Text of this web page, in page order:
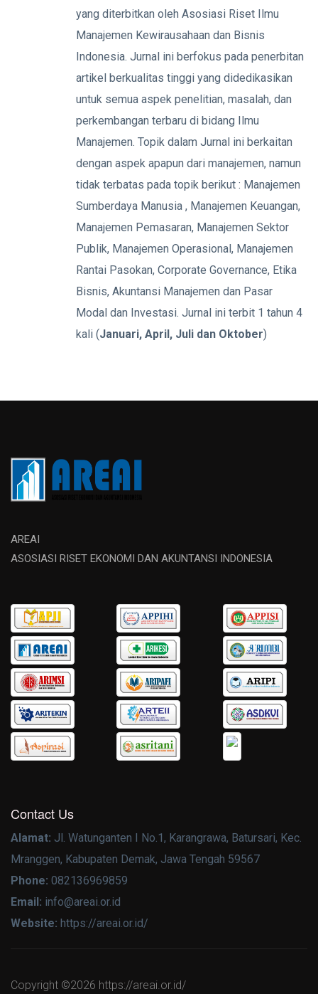
yang diterbitkan oleh Asosiasi Riset Ilmu
Manajemen Kewirausahaan dan Bisnis
Indonesia. Jurnal ini berfokus pada penerbitan
artikel berkualitas tinggi yang didedikasikan
untuk semua aspek penelitian, masalah, dan
perkembangan terbaru di bidang Ilmu
Manajemen. Topik dalam Jurnal ini berkaitan
dengan aspek apapun dari manajemen, namun
tidak terbatas pada topik berikut : Manajemen
Sumberdaya Manusia , Manajemen Keuangan,
Manajemen Pemasaran, Manajemen Sektor
Publik, Manajemen Operasional, Manajemen
Rantai Pasokan, Corporate Governance, Etika
Bisnis, Akuntansi Manajemen dan Pasar
Modal dan Investasi. Jurnal ini terbit 1 tahun 4
kali (Januari, April, Juli dan Oktober)
AREAI
ASOSIASI RISET EKONOMI DAN AKUNTANSI INDONESIA
Contact Us
Alamat: Jl. Watunganten I No.1, Karangrawa, Batursari, Kec.
Mranggen, Kabupaten Demak, Jawa Tengah 59567
Phone: 082136969859
Email: info@areai.or.id
Website: https://areai.or.id/
Copyright ©2026 https://areai.or.id/